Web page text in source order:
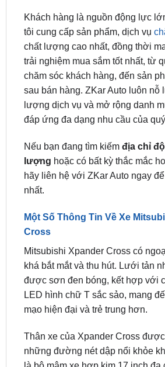
chất lượng cao nhất, đồng thời
trải nghiệm mua sắm tốt nhất, từ
chăm sóc khách hàng, đến sản
sau bán hàng. ZKar Auto luôn nỗ
lượng dịch vụ và mở rộng danh
đáp ứng đa dạng nhu cầu của
Nếu bạn đang tìm kiếmđịa chỉ
hãy liên hệ với ZKar Auto ngay
nhất.
Một Số Thông Tin Về Xe
Mitsubishi Xpander Cross có
khá bắt mắt và thu hút. Lưới tản
được sơn đen bóng, kết hợp với
LED hình chữ T sắc sảo, mang
mạo hiện đại và trẻ trung hơn.
Thân xe của Xpander Cross được
là bộ mâm xe hợp kim 17 inch đa
năng động và mạnh mẽ cho xe.